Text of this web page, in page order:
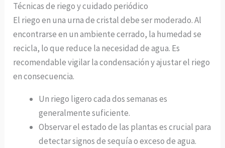
Técnicas de riego y cuidado periódico
El riego en una urna de cristal debe ser moderado. Al
encontrarse en un ambiente cerrado, la humedad se
recicla, lo que reduce la necesidad de agua. Es
recomendable vigilar la condensación y ajustar el riego
en consecuencia.
Un riego ligero cada dos semanas es
generalmente suficiente.
Observar el estado de las plantas es crucial para
detectar signos de sequía o exceso de agua.